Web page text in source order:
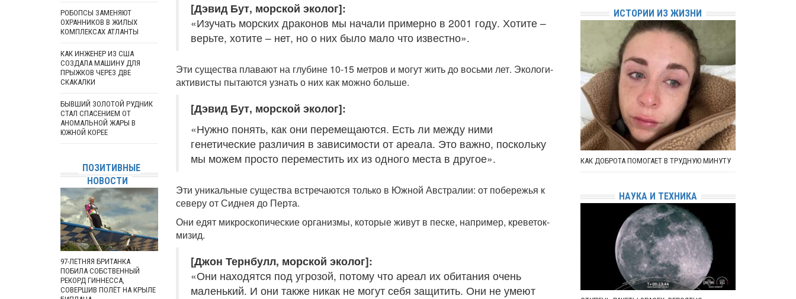
[Дэвид Бут, морской эколог]:
«Изучать морских драконов мы начали примерно в 2001 году. Хотите –
верьте, хотите – нет, но о них было мало что известно».
Эти существа плавают на глубине 10-15 метров и могут жить до восьми лет. Экологи-
активисты пытаются узнать о них как можно больше.
[Дэвид Бут, морской эколог]:
«Нужно понять, как они перемещаются. Есть ли между ними
генетические различия в зависимости от ареала. Это важно, поскольку
мы можем просто переместить их из одного места в другое».
Эти уникальные существа встречаются только в Южной Австралии: от побережья к
северу от Сиднея до Перта.
Они едят микроскопические организмы, которые живут в песке, например, креветок-
мизид.
[Джон Тернбулл, морской эколог]:
«Они находятся под угрозой, потому что ареал их обитания очень
маленький. И они также никак не могут себя защитить. Они не умеют
РОБОПСЫ ЗАМЕНЯЮТ
ОХРАННИКОВ В ЖИЛЫХ
КОМПЛЕКСАХ АТЛАНТЫ
КАК ИНЖЕНЕР ИЗ США
СОЗДАЛА МАШИНУ ДЛЯ
ПРЫЖКОВ ЧЕРЕЗ ДВЕ
СКАКАЛКИ
БЫВШИЙ ЗОЛОТОЙ РУДНИК
СТАЛ СПАСЕНИЕМ ОТ
АНОМАЛЬНОЙ ЖАРЫ В
ЮЖНОЙ КОРЕЕ
ПОЗИТИВНЫЕ
НОВОСТИ
97-ЛЕТНЯЯ БРИТАНКА
ПОБИЛА СОБСТВЕННЫЙ
РЕКОРД ГИННЕССА,
СОВЕРШИВ ПОЛЁТ НА КРЫЛЕ
ИСТОРИИ ИЗ ЖИЗНИ
КАК ДОБРОТА ПОМОГАЕТ В ТРУДНУЮ МИНУТУ
НАУКА И ТЕХНИКА